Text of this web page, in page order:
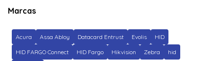
Marcas
Acura Assa Abloy Datacard Entrust Evolis HID
HID FARGO Connect HID Fargo Hikvision Zebra hid